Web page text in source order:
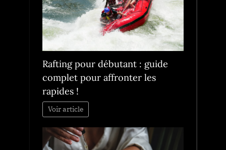
Rafting pour débutant : guide
complet pour affronter les
rapides !
Voir article